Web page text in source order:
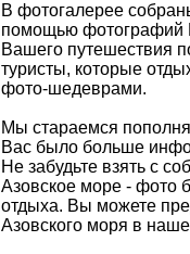
В фотогалерее
помощью фотографий
Вашего путешествия
туристы, которые
фото-шедеврами.
Мы стараемся
Вас было больше
Не забудьте взять с
Азовское море - фото
отдыха. Вы можете
Азовского моря в